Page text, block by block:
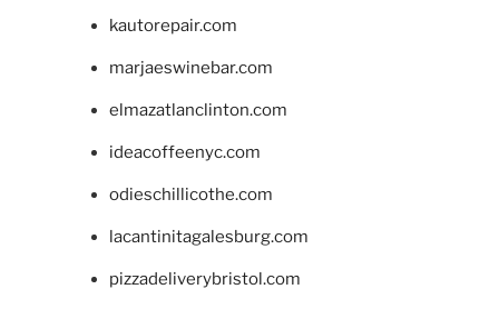
kautorepair.com
marjaeswinebar.com
elmazatlanclinton.com
ideacoffeenyc.com
odieschillicothe.com
lacantinitagalesburg.com
pizzadeliverybristol.com